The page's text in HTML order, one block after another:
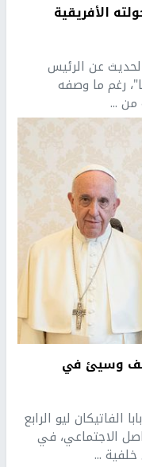
الأفريقية
الحديث عن الرئيس
رغم ما وصفه
من ...
وسيئ في
الفاتيكان ليو الرابع
الاجتماعي، في
...